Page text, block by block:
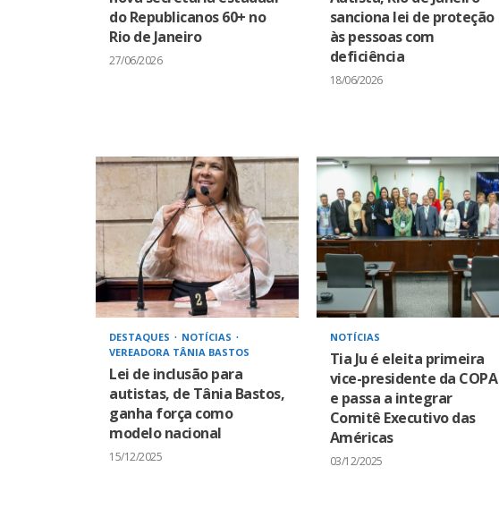
do Republicanos 60+ no
Rio de Janeiro
27/06/2026
sanciona lei de proteção
às pessoas com
deficiência
18/06/2026
DESTAQUES
NOTÍCIAS
VEREADORA TÂNIA BASTOS
Lei de inclusão para
autistas, de Tânia Bastos,
ganha força como
modelo nacional
15/12/2025
NOTÍCIAS
Tia Ju é eleita primeira
vice-presidente da COPA
e passa a integrar
Comitê Executivo das
Américas
03/12/2025